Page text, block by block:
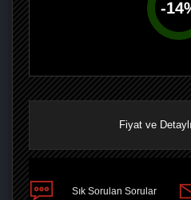
-14
Fiyat ve
Sık Sorulan Sorular